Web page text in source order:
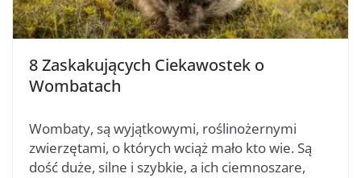
8 Zaskakujących Ciekawostek o
Wombatach
Wombaty, są wyjątkowymi, roślinożernymi
zwierzętami, o których wciąż mało kto wie. Są
dość duże, silne i szybkie, a ich ciemnoszare,